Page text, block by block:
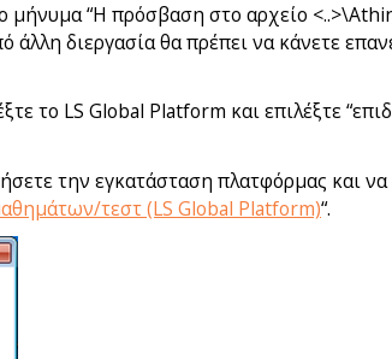
μήνυμα “Η πρόσβαση στο αρχείο
άλλη διεργασία θα πρέπει να κάνετε
το LS Global Platform και επιλέξτε
την εγκατάσταση πλατφόρμας και
τεστ (LS Global Platform)“.